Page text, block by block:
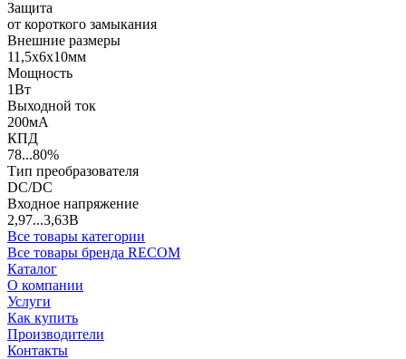
Защита
от короткого замыкания
Внешние размеры
11,5x6x10мм
Мощность
1Вт
Выходной ток
200мА
КПД
78...80%
Тип преобразователя
DC/DC
Входное напряжение
2,97...3,63В
Все товары категории
Все товары бренда RECOM
Каталог
О компании
Услуги
Как купить
Производители
Контакты